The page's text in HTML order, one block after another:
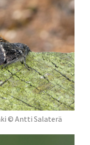
© Antti Salaterä